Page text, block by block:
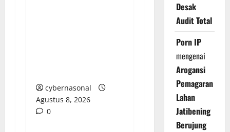
cybernasonal
Agustus 8, 2026
0
Desak
Audit Total
Porn IP
mengenai
Arogansi
Pemagaran
Lahan
Jatibening
Berujung